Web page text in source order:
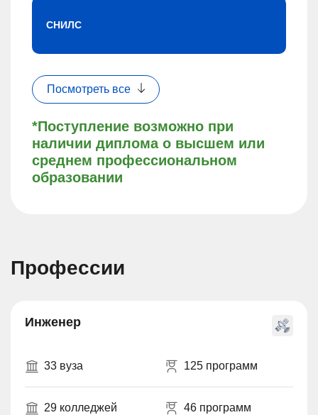
*Поступление возможно при
наличии диплома о высшем или
среднем профессиональном
образовании
СНИЛС
Посмотреть все
Профессии
Инженер
33 вуза 125 программ
29 колледжей 46 программ